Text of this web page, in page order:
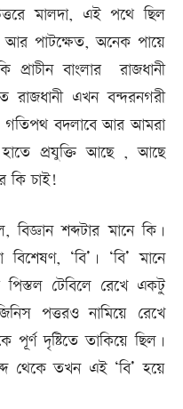
মালদা, এই পথে ছিল
পাটক্ষেত, অনেক পায়ে
প্রাচীন বাংলার রাজধানী
এখন বন্দরনগরী
গতিপথ বদলাবে আর আমরা
প্রযুক্তি আছে , আছে
কি চাই!
শব্দটার মানে কি।
‘বি’। ‘বি’ মানে
টেবিলে রেখে একটু
পত্তরও নামিয়ে রেখে
পূর্ণ দৃষ্টিতে তাকিয়ে ছিল।
থেকে তখন এই ‘বি’ হয়ে